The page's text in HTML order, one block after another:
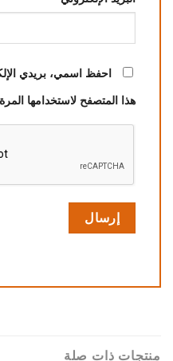
احفظ اسمي، بريدي
هذا المتصفح لاستخدامها
منتجات ذات صلة